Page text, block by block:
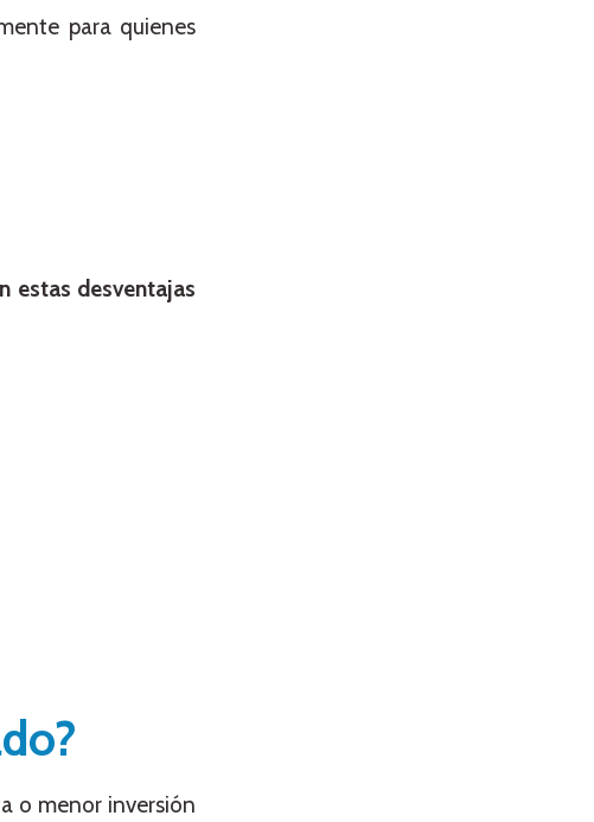
para quienes
estas desventajas
o menor inversión